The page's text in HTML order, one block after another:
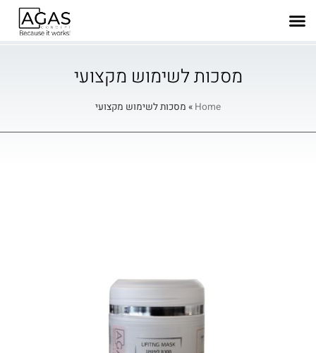
מסכות לשימוש מקצועי
Home
» מסכות לשימוש מקצועי